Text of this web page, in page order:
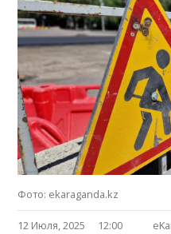
Фото: ekaraganda.kz
12 Июля, 2025 12:00